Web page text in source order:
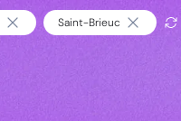
Saint-Brieuc